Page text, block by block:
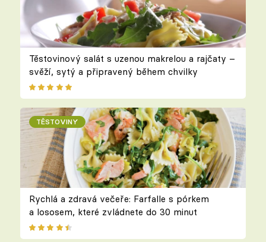
Těstovinový salát s uzenou makrelou a rajčaty –
svěží, sytý a připravený během chvilky
TĚSTOVINY
Rychlá a zdravá večeře: Farfalle s pórkem
a lososem, které zvládnete do 30 minut